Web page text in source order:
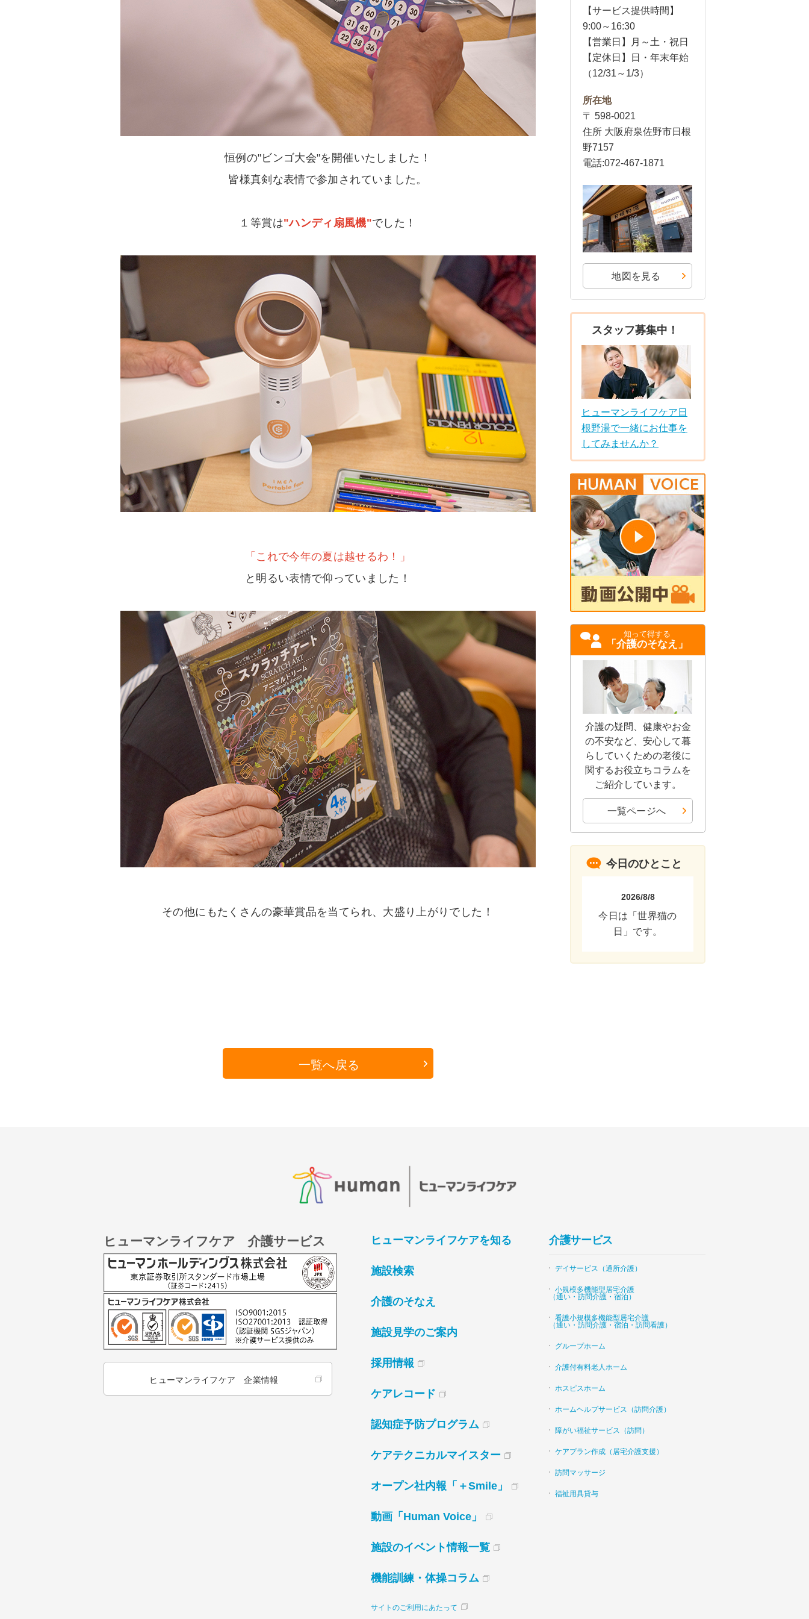
恒例の"ビンゴ大会"を開催いたしました！
皆様真剣な表情で参加されていました。
１等賞は"ハンディ扇風機"でした！
「これで今年の夏は越せるわ！」
と明るい表情で仰っていました！
その他にもたくさんの豪華賞品を当てられ、大盛り上がりでした！
一覧へ戻る
【サービス提供時間】
9:00～16:30
【営業日】月～土・祝日
【定休日】日・年末年始
（12/31～1/3）
所在地
〒 598-0021
住所 大阪府泉佐野市日根
野7157
電話:072-467-1871
地図を見る
スタッフ募集中！
ヒューマンライフケア日
根野湯で一緒にお仕事を
してみませんか？
知って得する
「介護のそなえ」
介護の疑問、健康やお金
の不安など、安心して暮
らしていくための老後に
関するお役立ちコラムを
ご紹介しています。
一覧ページへ
今日のひとこと
2026/8/8
今日は「世界猫の
日」です。
ヒューマンライフケア 介護サービス
ヒューマンライフケア 企業情報
ヒューマンライフケアを知る
施設検索
介護のそなえ
施設見学のご案内
採用情報
ケアレコード
認知症予防プログラム
ケアテクニカルマイスター
オープン社内報「＋Smile」
動画「Human Voice」
施設のイベント情報一覧
機能訓練・体操コラム
サイトのご利用にあたって
介護サービス
デイサービス（通所介護）
小規模多機能型居宅介護
（通い・訪問介護・宿泊）
看護小規模多機能型居宅介護
（通い・訪問介護・宿泊・訪問看護）
グループホーム
介護付有料老人ホーム
ホスピスホーム
ホームヘルプサービス（訪問介護）
障がい福祉サービス（訪問）
ケアプラン作成（居宅介護支援）
訪問マッサージ
福祉用具貸与